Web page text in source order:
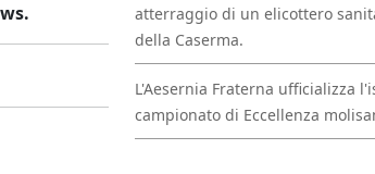
atterraggio di un elicottero
della Caserma.
L'Aesernia Fraterna ufficializza
campionato di Eccellenza